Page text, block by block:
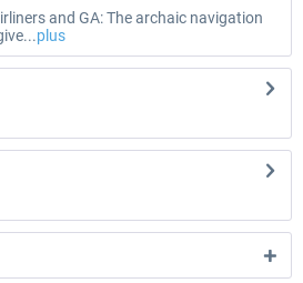
and GA: The archaic navigation
plus